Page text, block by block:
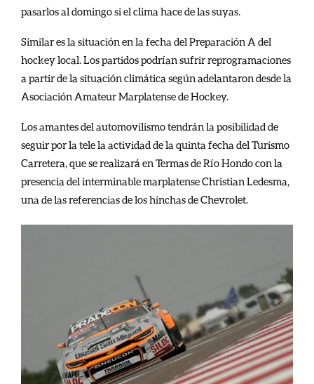
pasarlos al domingo si el clima hace de las suyas.
Similar es la situación en la fecha del Preparación A del
hockey local. Los partidos podrían sufrir reprogramaciones
a partir de la situación climática según adelantaron desde la
Asociación Amateur Marplatense de Hockey.
Los amantes del automovilismo tendrán la posibilidad de
seguir por la tele la actividad de la quinta fecha del Turismo
Carretera, que se realizará en Termas de Río Hondo con la
presencia del interminable marplatense Christian Ledesma,
una de las referencias de los hinchas de Chevrolet.